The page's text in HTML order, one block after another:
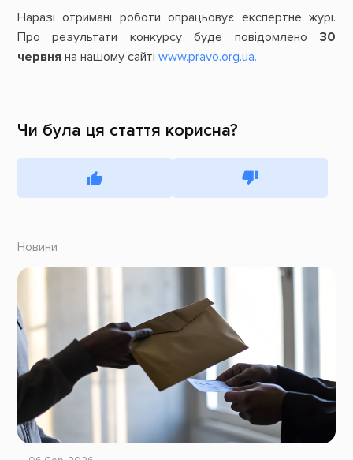
Наразі отримані роботи опрацьовує експертне журі.
Про результати конкурсу буде повідомлено 30
червняна нашому сайті www.pravo.org.ua.
Чи була ця стаття корисна?
Новини